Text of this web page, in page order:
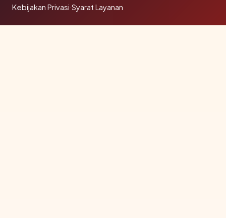
Kebijakan Privasi·Syarat Layanan